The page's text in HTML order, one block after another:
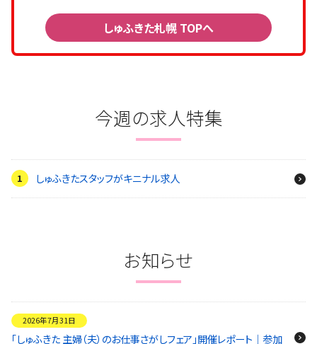
しゅふきた札幌 TOPへ
今週の求人特集
しゅふきたスタッフがキニナル求人
お知らせ
2026年7月31日
「しゅふきた 主婦（夫）のお仕事さがしフェア」開催レポート｜参加